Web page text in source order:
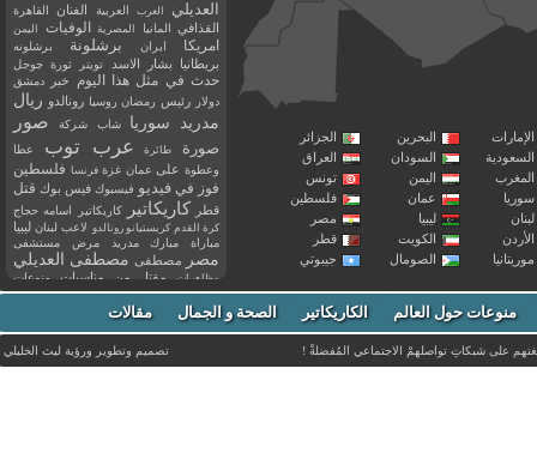
البحرين
الجزائر
السودان
العراق
اليمن
تونس
عمان
فلسطين
ليبيا
مصر
الكويت
قطر
الصومال جيبوتي
العديلي العرب العربية الفنان القاهرة
القذافي المانيا المصرية الوفيات اليمن
امريكا ايران برشلونة برشلونه
بريطانيا بشار الاسد تويتر ثورة جوجل
حدث في مثل هذا اليوم خبر دمشق
دولار رئيس رمضان روسيا رونالدو ريال
مدريد
سوريا شاب شركة صور
صورة طائرة عرب توب
عطا
وعطوة على عمان غزة فرنسا فلسطين
فوز في فيديو فيسبوك فيس بوك قتل
قطر كاريكاتير كاريكاتير اسامه حجاج
كرة القدم كريستيانو رونالدو لاعب لبنان ليبيا
مباراة مبارك مدريد مرض مستشفى
مصر مصطفى مصطفى العديلي
مظاهرات مقتل من مناسبات
منوعات
مواليد
موت ميسي ميلان نادي نشر
وفاة وفيات يوتيوب منوعات حول العالم الكاريكاتير الصحة و الجمال مقالات
على شبكاتِ تواصلهمْ الاجتماعي المُفضلةْ ! تصميم وتطوير ورؤيةليث الخليلي